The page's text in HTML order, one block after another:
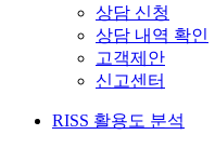
상담 신청
상담 내역 확인
고객제안
신고센터
RISS 활용도 분석